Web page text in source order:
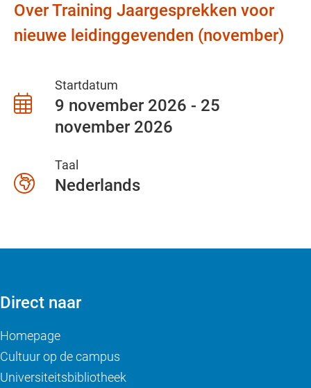
Over Training Jaargesprekken voor
nieuwe leidinggevenden (november)
Startdatum
9 november 2026 - 25
november 2026
Taal
Nederlands
Direct naar
Homepage
Cultuur op de campus
Universiteitsbibliotheek